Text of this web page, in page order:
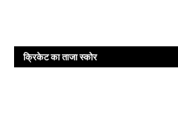
क्रिकेट का ताजा स्कोर